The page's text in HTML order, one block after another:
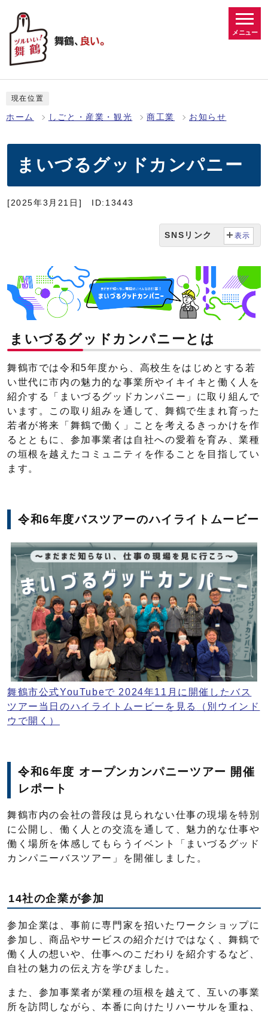
メニュー
現在位置
ホーム しごと・産業・観光 商工業 お知らせ
まいづるグッドカンパニー
[2025年3月21日] ID:13443
SNSリンク 表示
まいづるグッドカンパニーとは
舞鶴市では令和5年度から、高校生をはじめとする若
い世代に市内の魅力的な事業所やイキイキと働く人を
紹介する「まいづるグッドカンパニー」に取り組んで
います。この取り組みを通して、舞鶴で生まれ育った
若者が将来「舞鶴で働く」ことを考えるきっかけを作
るとともに、参加事業者は自社への愛着を育み、業種
の垣根を越えたコミュニティを作ることを目指してい
ます。
令和6年度バスツアーのハイライトムービー
舞鶴市公式YouTubeで 2024年11月に開催したバス
ツアー当日のハイライトムービーを見る
（別ウインド
ウで開く）
令和6年度 オープンカンパニーツアー 開催
レポート
舞鶴市内の会社の普段は見られない仕事の現場を特別
に公開し、働く人との交流を通して、魅力的な仕事や
働く場所を体感してもらうイベント「まいづるグッド
カンパニーバスツアー」を開催しました。
14社の企業が参加
参加企業は、事前に専門家を招いたワークショップに
参加し、商品やサービスの紹介だけではなく、舞鶴で
働く人の想いや、仕事へのこだわりを紹介するなど、
自社の魅力の伝え方を学びました。
また、参加事業者が業種の垣根を越えて、互いの事業
所を訪問しながら、本番に向けたリハーサルを重ね、